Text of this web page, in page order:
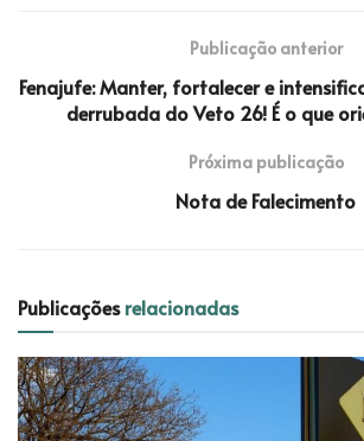
Publicação anterior
Fenajufe: Manter, fortalecer e
derrubada do Veto 26! É o que
Próxima publicação
Nota de Falecimento
Publicaçõesrelacionadas